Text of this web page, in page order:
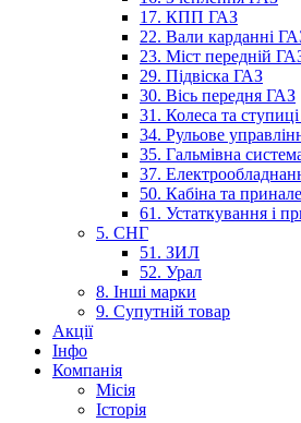
17. КПП ГАЗ
22. Вали карданні
23. Міст передній
29. Підвіска ГАЗ
30. Вісь передня ГАЗ
31. Колеса та
34. Рульове
35. Гальмівна
37.
50. Кабіна та
61. Устаткування і
5. СНГ
51. ЗИЛ
52. Урал
8. Інші марки
9. Супутній товар
Акції
Інфо
Компанія
Місія
Історія